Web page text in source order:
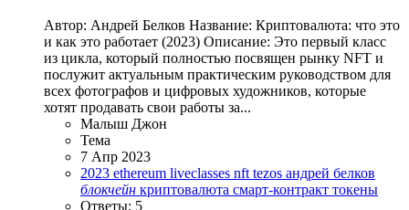
Автор: Андрей Белков Название: Криптовалюта: что это
и как это работает (2023) Описание: Это первый класс
из цикла, который полностью посвящен рынку NFT и
послужит актуальным практическим руководством для
всех фотографов и цифровых художников, которые
хотят продавать свои работы за...
Малыш Джон
Тема
7 Апр 2023
2023 ethereum liveclasses nft tezos андрей белков
блокчейн криптовалюта смарт-контракт токены
Ответы: 5